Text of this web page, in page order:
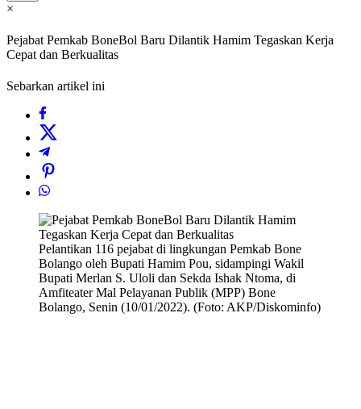
×
Pejabat Pemkab BoneBol Baru Dilantik Hamim Tegaskan Kerja
Cepat dan Berkualitas
Sebarkan artikel ini
Pelantikan 116 pejabat di lingkungan Pemkab Bone
Bolango oleh Bupati Hamim Pou, sidampingi Wakil
Bupati Merlan S. Uloli dan Sekda Ishak Ntoma, di
Amfiteater Mal Pelayanan Publik (MPP) Bone
Bolango, Senin (10/01/2022). (Foto: AKP/Diskominfo)